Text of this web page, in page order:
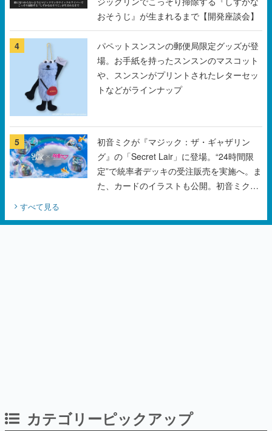
おそうじ』が生まれるまで【開発座談会】
4
パペットスンスンの郵便局限定グッズが登
場。お手紙を持ったスンスンのマスコット
や、スンスンがプリントされたレターセッ
トなどがラインナップ
5
初音ミクが『マジック：ザ・ギャザリン
グ』の「Secret Lair」に登場。“24時間限
定”で統率者デッキの受注販売を実施へ。ま
た、カードのイラストも公開。初音ミクの
すべて見る
カテゴリーピックアップ